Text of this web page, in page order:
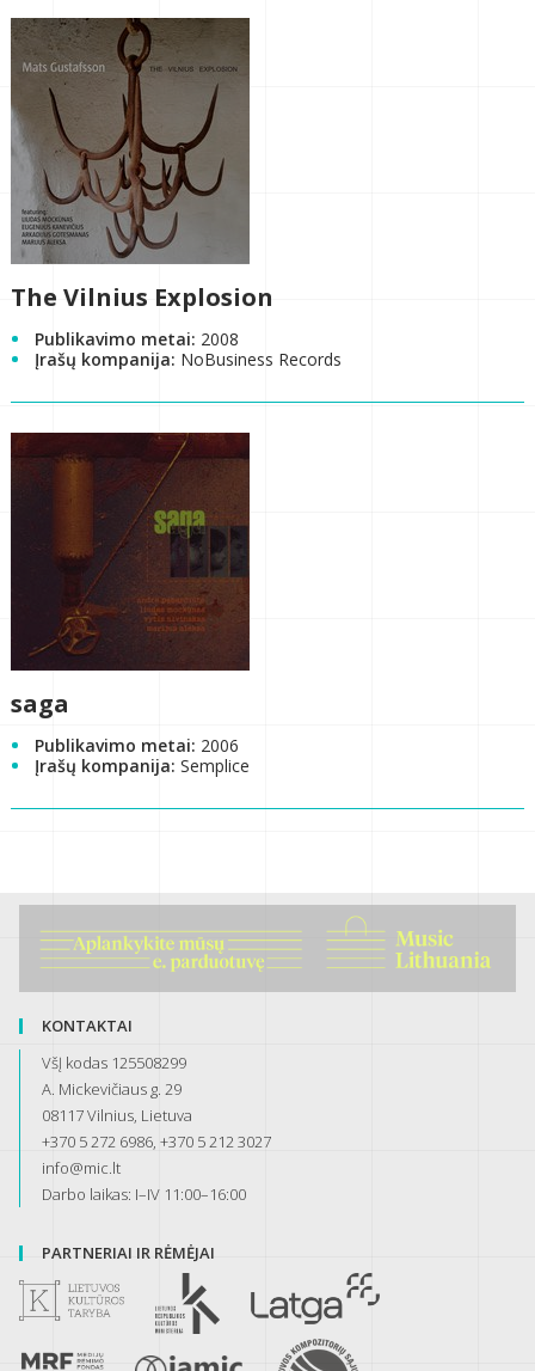
The Vilnius Explosion
Publikavimo metai: 2008
Įrašų kompanija: NoBusiness Records
saga
Publikavimo metai: 2006
Įrašų kompanija: Semplice
KONTAKTAI
VšĮ kodas 125508299
A. Mickevičiaus g. 29
08117 Vilnius, Lietuva
+370 5 272 6986, +370 5 212 3027
info@mic.lt
Darbo laikas: I–IV 11:00–16:00
PARTNERIAI IR RĖMĖJAI